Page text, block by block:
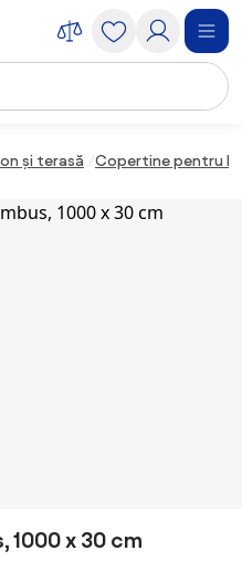
și terasă Copertine pentru
1000 x 30 cm